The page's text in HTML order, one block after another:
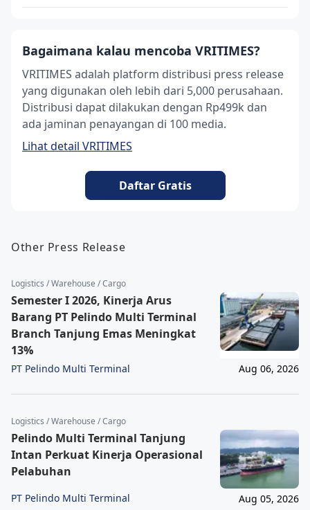
Bagaimana kalau mencoba VRITIMES?
VRITIMES adalah platform distribusi press release
yang digunakan oleh lebih dari 5,000 perusahaan.
Distribusi dapat dilakukan dengan Rp499k dan
ada jaminan penayangan di 100 media.
Lihat detail VRITIMES
Daftar Gratis
Other Press Release
Logistics / Warehouse / Cargo
Semester I 2026, Kinerja Arus
Barang PT Pelindo Multi Terminal
Branch Tanjung Emas Meningkat
13%
PT Pelindo Multi Terminal Aug 06, 2026
Logistics / Warehouse / Cargo
Pelindo Multi Terminal Tanjung
Intan Perkuat Kinerja Operasional
Pelabuhan
PT Pelindo Multi Terminal Aug 05, 2026